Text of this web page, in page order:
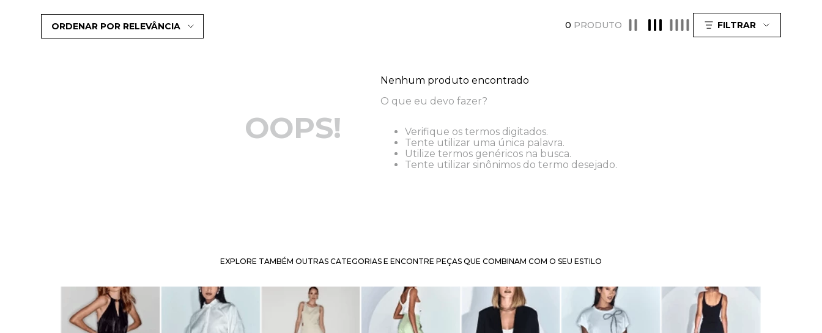
ORDENAR POR RELEVÂNCIA 0 PRODUTO FILTRAR
OOPS!
Nenhum produto encontrado
O que eu devo fazer?
Verifique os termos digitados.
Tente utilizar uma única palavra.
Utilize termos genéricos na busca.
Tente utilizar sinônimos do termo desejado.
EXPLORE TAMBÉM OUTRAS CATEGORIAS E ENCONTRE PEÇAS QUE COMBINAM COM O SEU ESTILO